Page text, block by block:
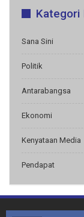
Kategori
Sana Sini
Politik
Antarabangsa
Ekonomi
Kenyataan Media
Pendapat